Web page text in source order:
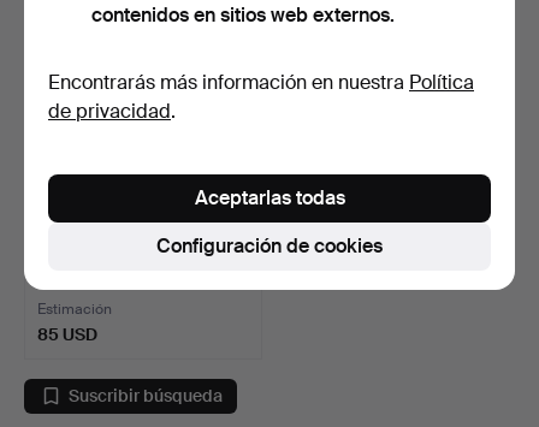
LÁMPARA DE MESA.
Alpaca. Siglo XX.
Estimación
85 USD
Suscribir búsqueda
contenidos en sitios web externos.
Encontrarás más información en nuestra Política
de privacidad.
Configuración de cookies
Aceptarlas todas